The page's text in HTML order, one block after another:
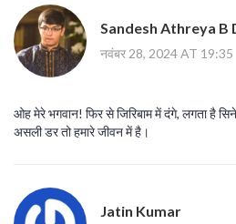
Sandesh Athreya B
नवंबर 28, 2024 AT 19:35
ओह मेरे भगवान! फिर से जिरिबाम में दंगे, लगता है
असली डर तो हमारे जीवन में है।
Jatin Kumar